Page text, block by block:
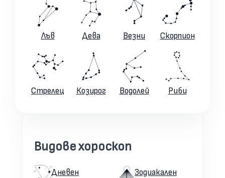
Лъв Дева Везни Скорпион
Стрелец Козирог Водолей Риби
Видове хороскоп
Дневен Зодиакален